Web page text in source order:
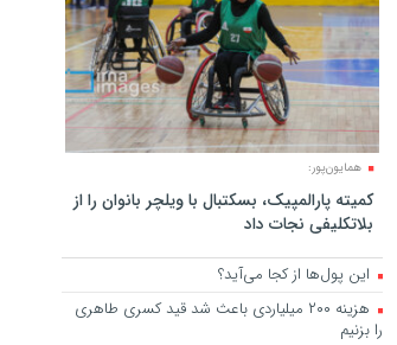
همایون‌پور:
کمیته پارالمپیک، بسکتبال با ویلچر بانوان را از
بلاتکلیفی نجات داد
این پول‌ها از کجا می‌آید؟
هزینه ۲۰۰ میلیاردی باعث شد قید کسری طاهری
را بزنیم